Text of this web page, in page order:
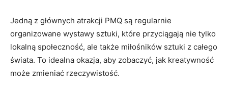
Jedną z głównych atrakcji PMQ są⁢ regularnie
organizowane wystawy‍ sztuki, które przyciągają nie tylko
lokalną społeczność, ale także miłośników sztuki z całego
świata. To idealna ⁣okazja, aby​ zobaczyć, jak kreatywność
może zmieniać rzeczywistość.